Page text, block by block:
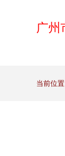
广州
当前位置